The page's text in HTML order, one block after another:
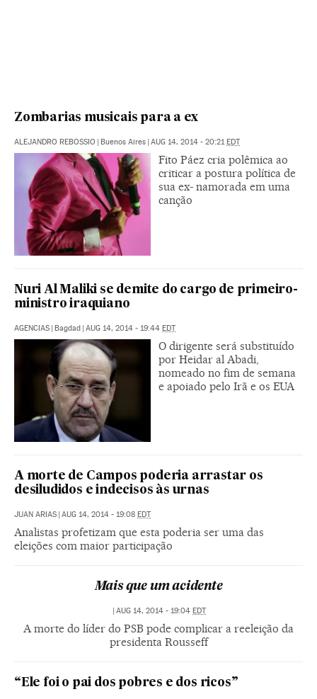
Zombarias musicais para a ex
ALEJANDRO REBOSSIO Buenos Aires AUG 14, 2014 - 20:21 EDT
Fito Páez cria polêmica ao
criticar a postura política de
sua ex- namorada em uma
canção
Nuri Al Maliki se demite do cargo de primeiro-
ministro iraquiano
AGENCIAS Bagdad AUG 14, 2014 - 19:44 EDT
O dirigente será substituído
por Heidar al Abadi,
nomeado no fim de semana
e apoiado pelo Irã e os EUA
A morte de Campos poderia arrastar os
desiludidos e indecisos às urnas
JUAN ARIAS | AUG 14, 2014 - 19:08 EDT
Analistas profetizam que esta poderia ser uma das
eleições com maior participação
Mais que um acidente
| AUG 14, 2014 - 19:04 EDT
A morte do líder do PSB pode complicar a reeleição da
presidenta Rousseff
“Ele foi o pai dos pobres e dos ricos”